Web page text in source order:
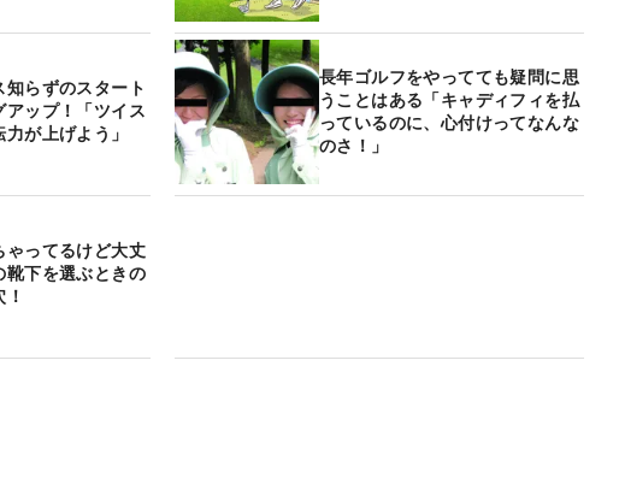
知らずのスタート
アップ！「ツイス
が上げよう」
長年ゴルフをやってても疑問に思
うことはある「キャディフィを払
っているのに、心付けってなんな
のさ！」
ゃってるけど大丈
下を選ぶときの